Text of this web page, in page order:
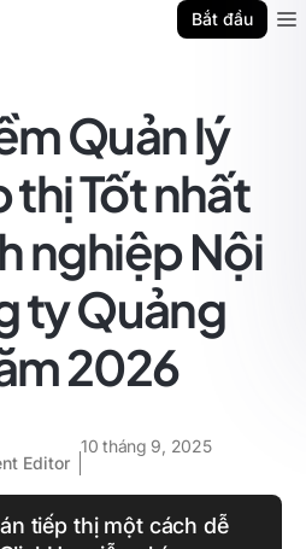
Bắt đầu
Quản lý
thị Tốt nhất
nghiệp Nội
ty Quảng
2026
Editor
10 tháng 9, 2025
tiếp thị một cách dễ